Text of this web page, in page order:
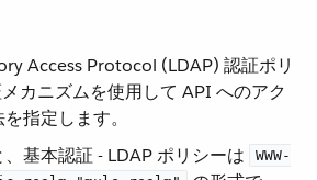
Access Protocol (LDAP) 認証ポリ
カニズムを使用して API へのアク
指定します。
基本認証 - LDAP ポリシーは
WWW-